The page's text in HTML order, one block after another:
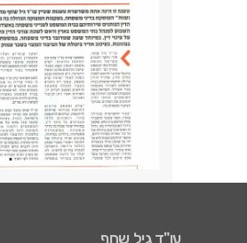
עו"ד גיל שחף